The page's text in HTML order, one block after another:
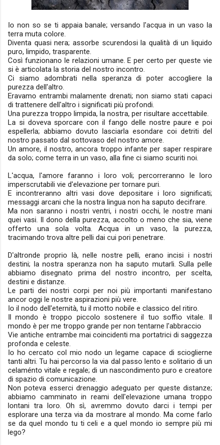
Io non so se ti appaia banale; versando l'acqua in un vaso la
terra muta colore.
Diventa quasi nera; assorbe scurendosi la qualità di un liquido
puro, limpido, trasparente.
Così funzionano le relazioni umane. E per certo per queste vie
si è articolata la storia del nostro incontro.
Ci siamo adombrati nella speranza di poter accogliere la
purezza dell'altro.
Eravamo entrambi malamente drenati; non siamo stati capaci
di trattenere dell'altro i significati più profondi.
Una purezza troppo limpida, la nostra, per risultare accettabile.
La si doveva sporcare con il fango delle nostre paure e poi
espellerla; abbiamo dovuto lasciarla esondare coi detriti del
nostro passato dal sottovaso del nostro amore.
Un amore, il nostro, ancora troppo infante per saper respirare
da solo; come terra in un vaso, alla fine ci siamo scuriti noi.
L'acqua, l'amore faranno i loro voli; percorreranno le loro
imperscrutabili vie d'elevazione per tornare puri.
E incontreranno altri vasi dove depositare i loro significati;
messaggi arcani che la nostra lingua non ha saputo decifrare.
Ma non saranno i nostri ventri, i nostri occhi, le nostre mani
quei vasi. Il dono della purezza, accolto o meno che sia, viene
offerto una sola volta. Acqua in un vaso, la purezza,
tracimando trova altre pelli dai cui pori penetrare.
D'altronde proprio là, nelle nostre pelli, erano incisi i nostri
destini; la nostra speranza non ha saputo mutarli. Sulla pelle
abbiamo disegnato prima del nostro incontro, per scelta,
destini e distanze.
Le parti dei nostri corpi per noi più importanti manifestano
ancor oggi le nostre aspirazioni più vere.
Io il nodo dell'eternità, tu il motto nobile e classico del ritiro.
Il mondo è troppo piccolo sostenere il tuo soffio vitale. Il
mondo è per me troppo grande per non tentarne l'abbraccio
Vie antiche entrambe mai coincidenti ma portatrici di saggezza
profonda e celeste.
Io ho cercato col mio nodo un legame capace di scioglierne
tanti altri. Tu hai percorso la via dal passo lento e solitario di un
celaménto vitale e regale; di un nascondimento puro e creatore
di spazio di comunicazione.
Non poteva esserci drenaggio adeguato per queste distanze;
abbiamo camminato in reami dell'elevazione umana troppo
lontani tra loro. Oh sì, avremmo dovuto darci i tempi per
esplorare una terza via da mostrare al mondo. Ma come farlo
se da quel mondo tu ti celi e a quel mondo io sempre più mi
lego?